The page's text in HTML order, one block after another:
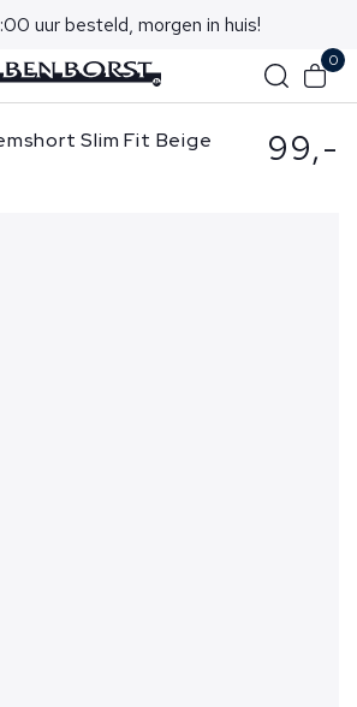
uur besteld, morgen in huis!
0
Slim Fit Beige 99,-